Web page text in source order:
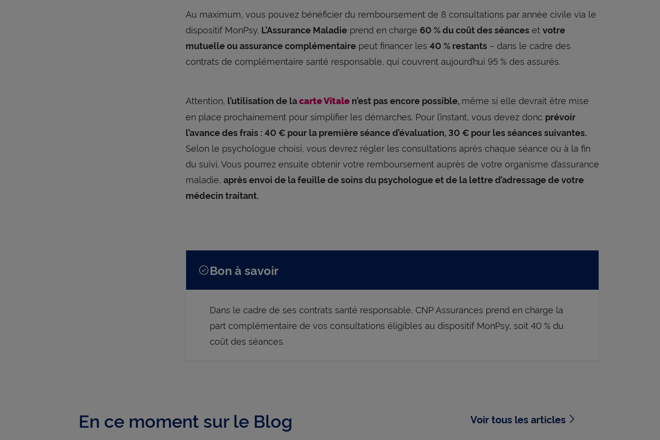
Au maximum, vous pouvez bénéficier du remboursement de 8 consultations par année civile via le
dispositif MonPsy. L’Assurance Maladie prend en charge 60 % du coût des séances et votre
mutuelle ou assurance complémentaire peut financer les 40 % restants – dans le cadre des
contrats de complémentaire santé responsable, qui couvrent aujourd’hui 95 % des assurés.
Attention, l’utilisation de lacarte Vitale n’est pas encore possible, même si elle devrait être mise
en place prochainement pour simplifier les démarches. Pour l’instant, vous devez donc prévoir
l’avance des frais : 40 € pour la première séance d’évaluation, 30 € pour les séances suivantes.
Selon le psychologue choisi, vous devrez régler les consultations après chaque séance ou à la fin
du suivi. Vous pourrez ensuite obtenir votre remboursement auprès de votre organisme d’assurance
maladie, après envoi de la feuille de soins du psychologue et de la lettre d’adressage de votre
médecin traitant.
Bon à savoir
Dans le cadre de ses contrats santé responsable, CNP Assurances prend en charge la
part complémentaire de vos consultations éligibles au dispositif MonPsy, soit 40 % du
coût des séances.
En ce moment sur le Blog Voir tous les articles